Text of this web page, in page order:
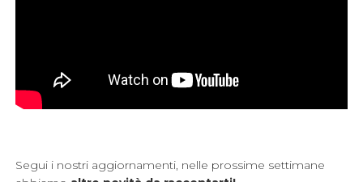
Segui i nostri aggiornamenti, nelle prossime settimane